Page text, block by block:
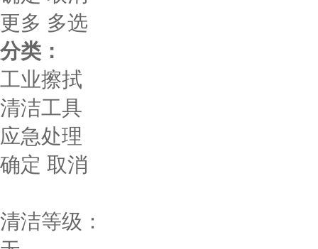
更多 多选
分类：
工业擦拭
清洁工具
应急处理
确定 取消
清洁等级：